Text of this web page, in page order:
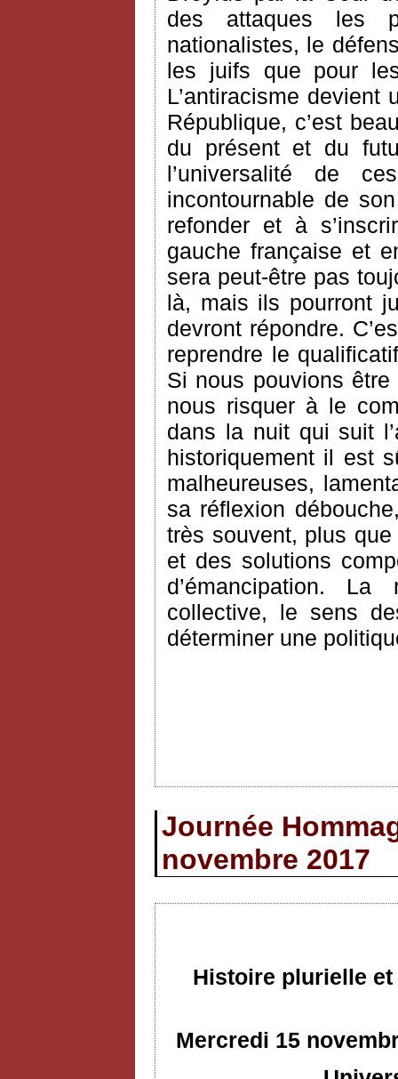
des attaques les
nationalistes, le
les juifs que pour
L’antiracisme
République, c’est
du présent et du
l’universalité de
incontournable de
refonder et à
gauche française et
sera peut-être pas
là, mais ils pourront
devront répondre.
reprendre le
Si nous pouvions
nous risquer à le
dans la nuit qui suit
historiquement il est
malheureuses,
sa réflexion
très souvent, plus
et des solutions
d’émancipation.
collective, le sens
déterminer une
Journée
novembre 2017
Histoire plurielle
Mercredi 15